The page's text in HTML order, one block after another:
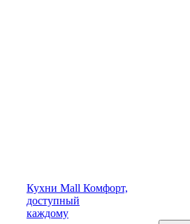
Кухни Mall Комфорт,
доступный
каждому